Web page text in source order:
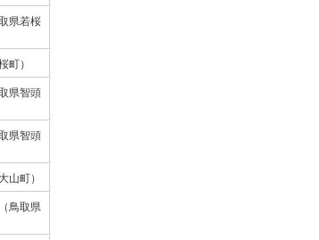
県若桜
町）
県智頭
県智頭
山町）
鳥取県